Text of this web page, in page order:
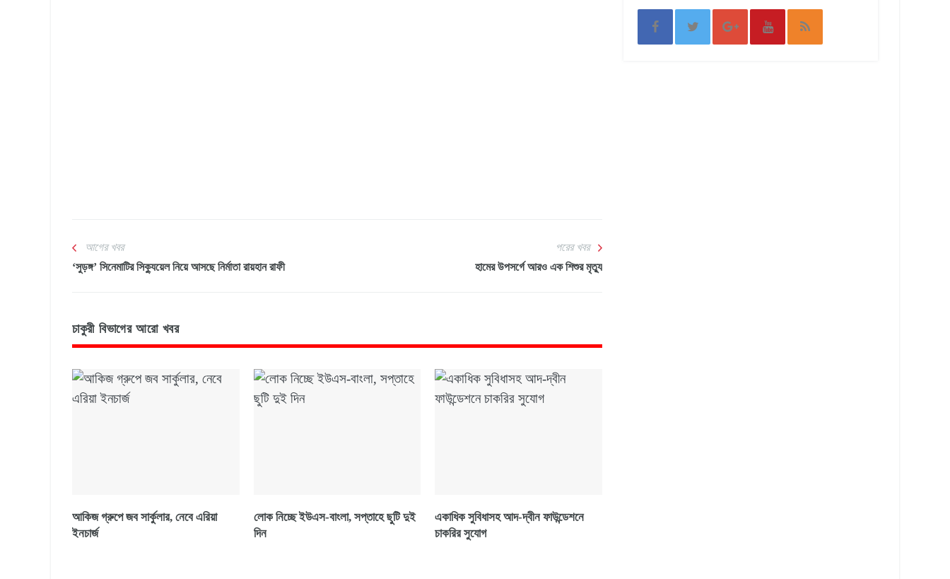
আগের খবর
‘সুড়ঙ্গ’ সিনেমাটির সিক্যুয়েল নিয়ে আসছে নির্মাতা রায়হান রাফী
পরের খবর
হামের উপসর্গে আরও এক শিশুর মৃত্যু
চাকুরী বিভাগের আরো খবর
আকিজ গ্রুপে জব সার্কুলার, নেবে এরিয়া
ইনচার্জ
লোক নিচ্ছে ইউএস-বাংলা, সপ্তাহে ছুটি দুই
দিন
একাধিক সুবিধাসহ আদ-দ্বীন ফাউন্ডেশনে
চাকরির সুযোগ